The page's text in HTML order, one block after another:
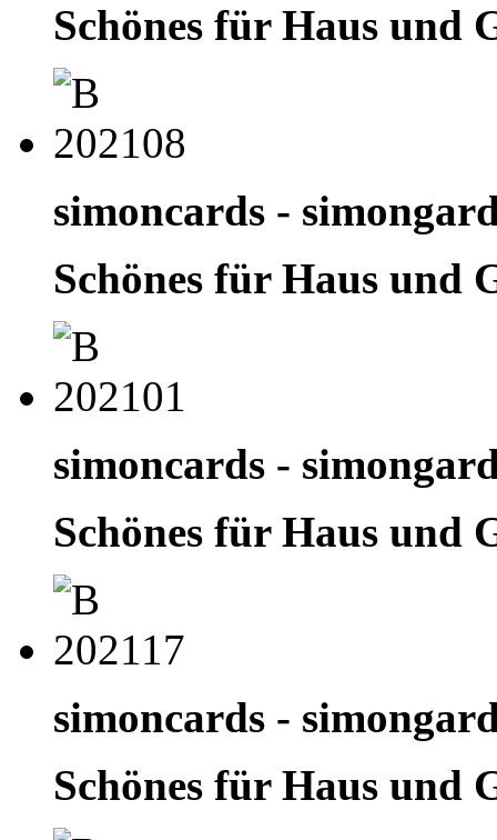
Schönes für Haus und
simoncards -
Schönes für Haus und
simoncards -
Schönes für Haus und
simoncards -
Schönes für Haus und